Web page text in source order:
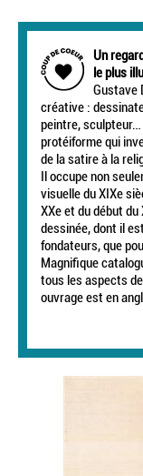
Un
le plus
Gustave
créative :
peintre, sculpteur…
protéiforme qui
de la satire à la
Il occupe non
visuelle du XIXe
XXe et du début
dessinée, dont il
fondateurs, que
Magnifique
tous les aspects
ouvrage est en